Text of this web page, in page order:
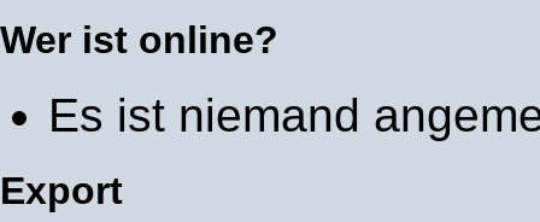
Wer ist online?
Es ist niemand
Export